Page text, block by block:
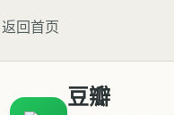
返回首页
豆瓣